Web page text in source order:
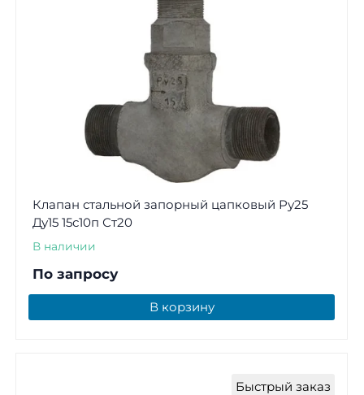
Клапан стальной запорный цапковый Ру25
Ду15 15с10п Ст20
В наличии
По запросу
В корзину
Быстрый заказ